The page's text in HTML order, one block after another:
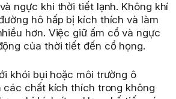
ngực khi thời tiết lạnh. Không khí
hô hấp bị kích thích và làm
hơn. Việc giữ ấm cổ và ngực
của thời tiết đến cổ họng.
khói bụi hoặc môi trường ô
các chất kích thích trong không